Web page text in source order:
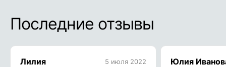
Последние отзывы
Лилия 5 июля 2022
Юлия